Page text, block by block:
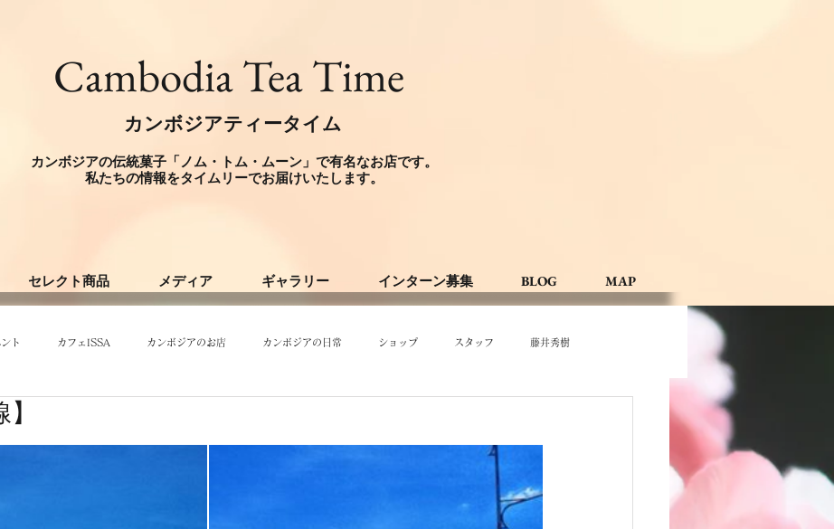
​Cambodia Tea Time
カンボジアティータイム
カンボジアの伝統菓子「ノム・トム・ムーン」で有名なお店です。
​私たちの情報をタイムリーでお届けいたします。
セレクト商品 メディア ギャラリー インターン募集 BLOG MAP
ト カフェISSA カンボジアのお店 カンボジアの日常 ショップ スタッフ 藤井秀樹